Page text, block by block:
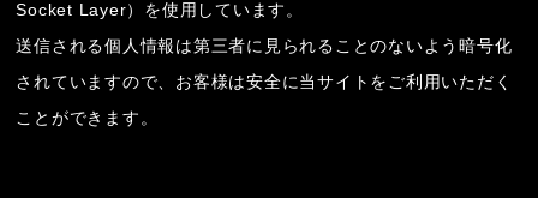
Socket Layer）を使用しています。
送信される個人情報は第三者に見られることのないよう暗号化
されていますので、お客様は安全に当サイトをご利用いただく
ことができます。